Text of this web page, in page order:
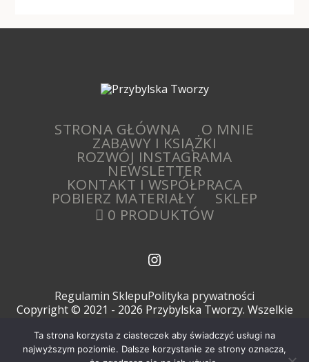
STRONA GŁÓWNA O MNIE
ZABAWY I KSIĄŻKI
ROZWÓJ INSTAGRAMA
NEWSLETTER
KONTAKT I WSPÓŁPRACA
POBIERZ MATERIAŁY
SKLEP
0 PRODUKTÓW
Regulamin SklepuPolityka prywatności
Copyright © 2021 - 2026 Przybylska Tworzy. Wszelkie
Anna Przybylska
Ta strona korzysta z ciasteczek aby świadczyć usługi na
najwyższym poziomie. Dalsze korzystanie ze strony oznacza,